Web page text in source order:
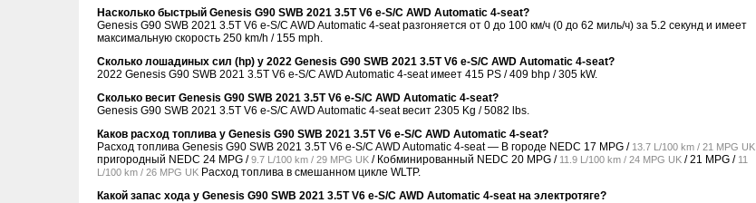
Насколько быстрый Genesis G90 SWB 2021 3.5T V6 e-S/C AWD Automatic 4-seat?
Genesis G90 SWB 2021 3.5T V6 e-S/C AWD Automatic 4-seat разгоняется от 0 до 100 км/ч (0 до 62 миль/ч) за 5.2 секунд и имеет
максимальную скорость 250 km/h / 155 mph.
Сколько лошадиных сил (hp) у 2022 Genesis G90 SWB 2021 3.5T V6 e-S/C AWD Automatic 4-seat?
2022 Genesis G90 SWB 2021 3.5T V6 e-S/C AWD Automatic 4-seat имеет 415 PS / 409 bhp / 305 kW.
Сколько весит Genesis G90 SWB 2021 3.5T V6 e-S/C AWD Automatic 4-seat?
Genesis G90 SWB 2021 3.5T V6 e-S/C AWD Automatic 4-seat весит 2305 Kg / 5082 lbs.
Каков расход топлива у Genesis G90 SWB 2021 3.5T V6 e-S/C AWD Automatic 4-seat?
Расход топлива Genesis G90 SWB 2021 3.5T V6 e-S/C AWD Automatic 4-seat — В городе NEDC 17 MPG / 13.7 L/100 km / 21 MPG UK
пригородный NEDC 24 MPG /9.7 L/100 km / 29 MPG UK / Кобминированный NEDC 20 MPG / 11.9 L/100 km / 24 MPG UK /21 MPG / 11
L/100 km / 26 MPG UK Расход топлива в смешанном цикле WLTP.
Какой запас хода у Genesis G90 SWB 2021 3.5T V6 e-S/C AWD Automatic 4-seat на электротяге?